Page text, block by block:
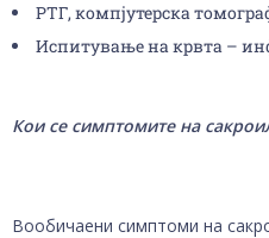
РТГ, компјутерска
Испитување на крвта –
Кои се симптомите на
Вообичаени симптоми на